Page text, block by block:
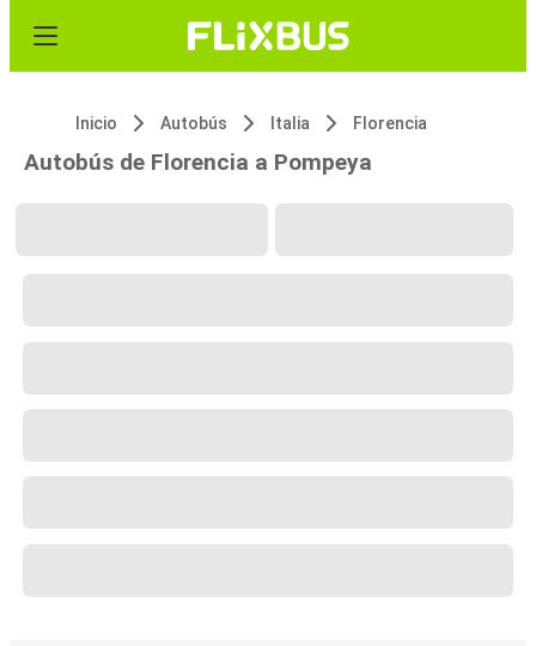
Inicio Autobús Italia Florencia
Autobús de Florencia a Pompeya